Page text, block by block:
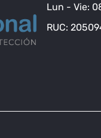
Lun - Vie:
RUC: